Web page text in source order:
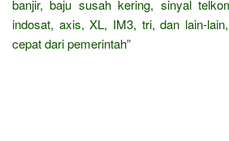
banjir, baju susah kering, sinyal
indosat, axis, XL, IM3, tri, dan lain-
cepat dari pemerintah”